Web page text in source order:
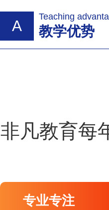
A
Teaching
教学优势
非凡教育每
专业专注